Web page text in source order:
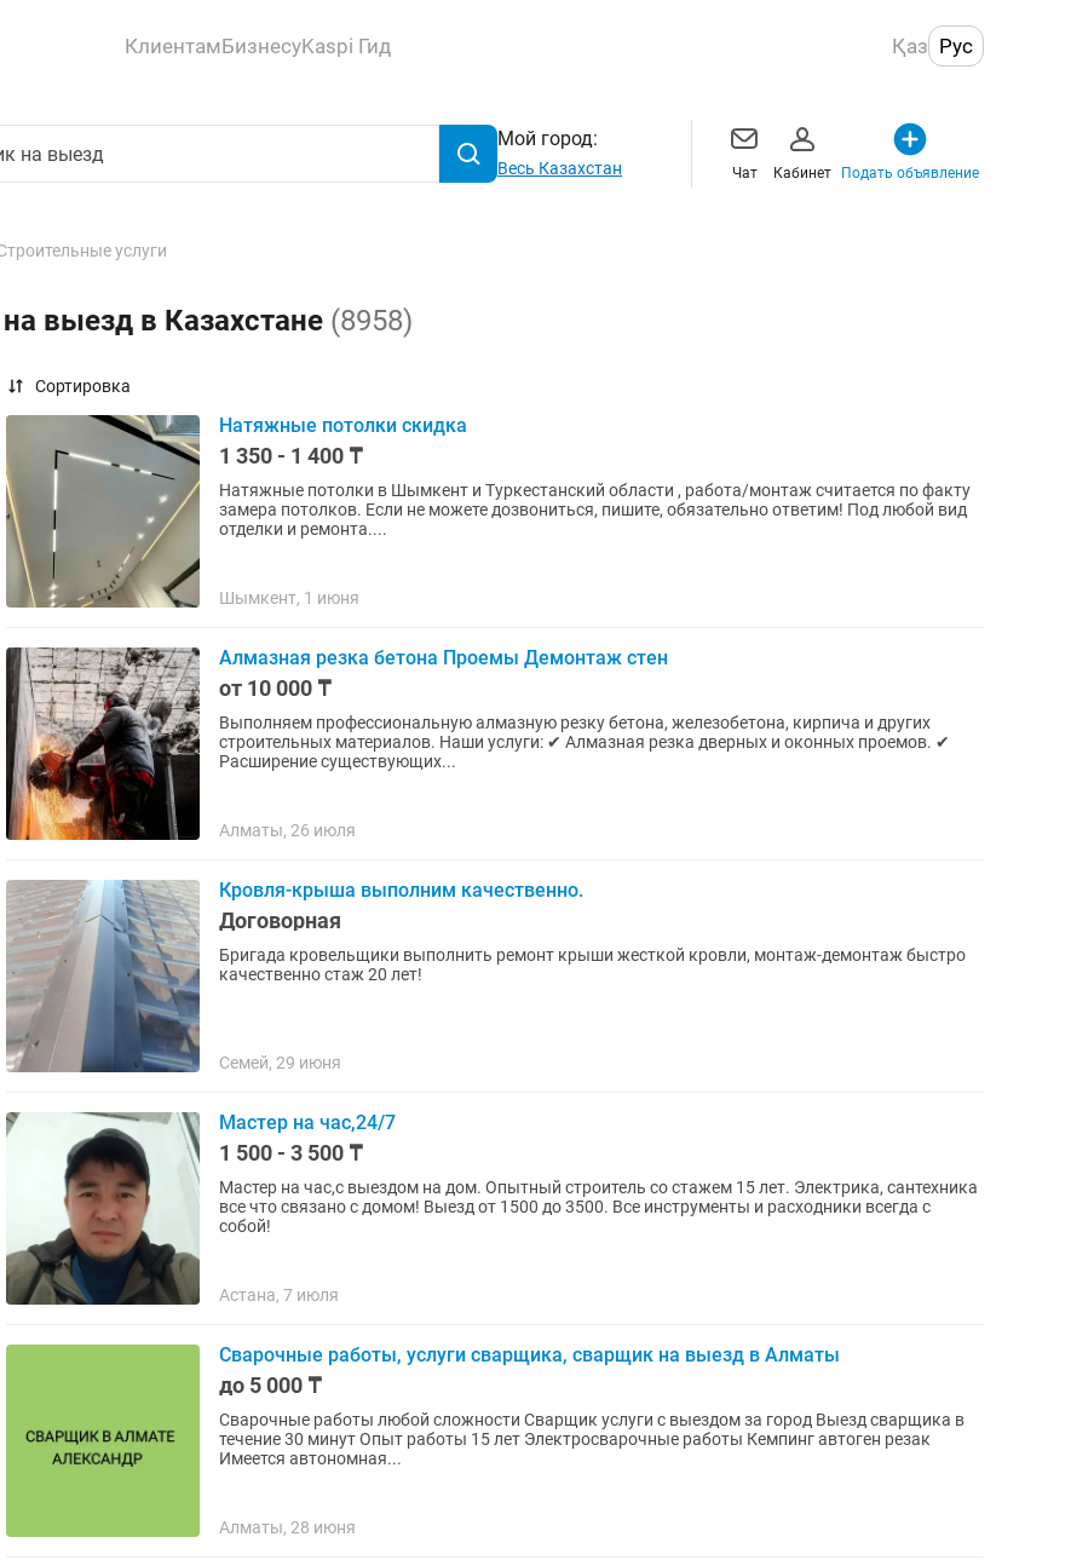
КлиентамБизнесуKaspi Гид Қаз Рус
Мой город:
Весь Казахстан Чат Кабинет Подать объявление
услуги
выезд в Казахстане (8958)
Сортировка
Натяжные потолки скидка
1 350 - 1 400 ₸
Натяжные потолки в Шымкент и Туркестанский области , работа/монтаж считается по факту
замера потолков. Если не можете дозвониться, пишите, обязательно ответим! Под любой вид
отделки и ремонта....
Шымкент, 1 июня
Алмазная резка бетона Проемы Демонтаж стен
от 10 000 ₸
Выполняем профессиональную алмазную резку бетона, железобетона, кирпича и других
строительных материалов. Наши услуги: ✔ Алмазная резка дверных и оконных проемов. ✔
Расширение существующих...
Алматы, 26 июля
Кровля-крыша выполним качественно.
Договорная
Бригада кровельщики выполнить ремонт крыши жесткой кровли, монтаж-демонтаж быстро
качественно стаж 20 лет!
Семей, 29 июня
Мастер на час,24/7
1 500 - 3 500 ₸
Мастер на час,с выездом на дом. Опытный строитель со стажем 15 лет. Электрика, сантехника
все что связано с домом! Выезд от 1500 до 3500. Все инструменты и расходники всегда с
собой!
Астана, 7 июля
Сварочные работы, услуги сварщика, сварщик на выезд в Алматы
до 5 000 ₸
Сварочные работы любой сложности Сварщик услуги с выездом за город Выезд сварщика в
течение 30 минут Опыт работы 15 лет Электросварочные работы Кемпинг автоген резак
Имеется автономная...
Алматы, 28 июня